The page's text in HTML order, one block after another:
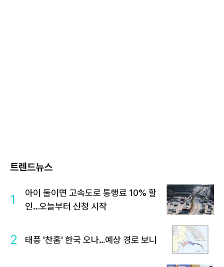
트렌드뉴스
1
아이 둘이면 고속도로 통행료 10% 할
인…오늘부터 신청 시작
2 태풍 '찬홈' 한국 오나…예상 경로 보니